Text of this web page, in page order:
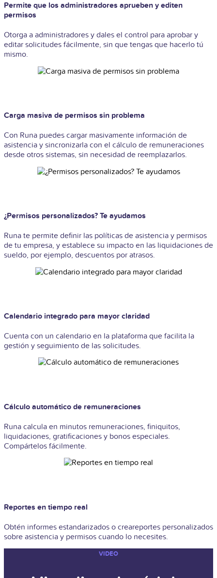
Permite que los administradores aprueben y editen
permisos
Otorga a administradores y dales el control para aprobar y
editar solicitudes fácilmente, sin que tengas que hacerlo tú
mismo.
Carga masiva de permisos sin problema
Con Runa puedes cargar masivamente información de
asistencia y sincronizarla con el cálculo de remuneraciones
desde otros sistemas, sin necesidad de reemplazarlos.
¿Permisos personalizados? Te ayudamos
Runa te permite definir las políticas de asistencia y permisos
de tu empresa, y establece su impacto en las liquidaciones de
sueldo, por ejemplo, descuentos por atrasos.
Calendario integrado para mayor claridad
Cuenta con un calendario en la plataforma que facilita la
gestión y seguimiento de las solicitudes.
Cálculo automático de remuneraciones
Runa calcula en minutos remuneraciones, finiquitos,
liquidaciones, gratificaciones y bonos especiales.
Compártelos fácilmente.
Reportes en tiempo real
Obtén informes estandarizados o creareportes personalizados
sobre asistencia y permisos cuando lo necesites.
VIDEO